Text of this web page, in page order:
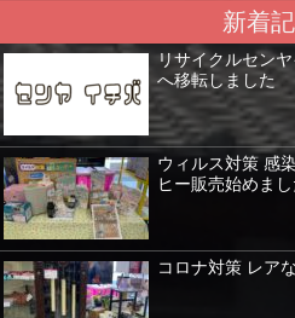
新着
リサイクルセン
へ移転しました
ウィルス対策 感
ヒー販売始めまし
コロナ対策 レア